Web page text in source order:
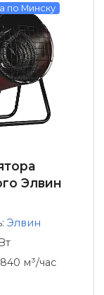
по Минску
Элвин
Элвин
м³/час